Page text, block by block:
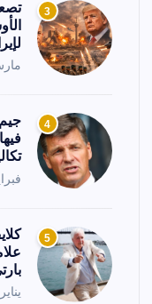
3
مارس 2,
4
فبراير 4,
5
يناير 5, 2025